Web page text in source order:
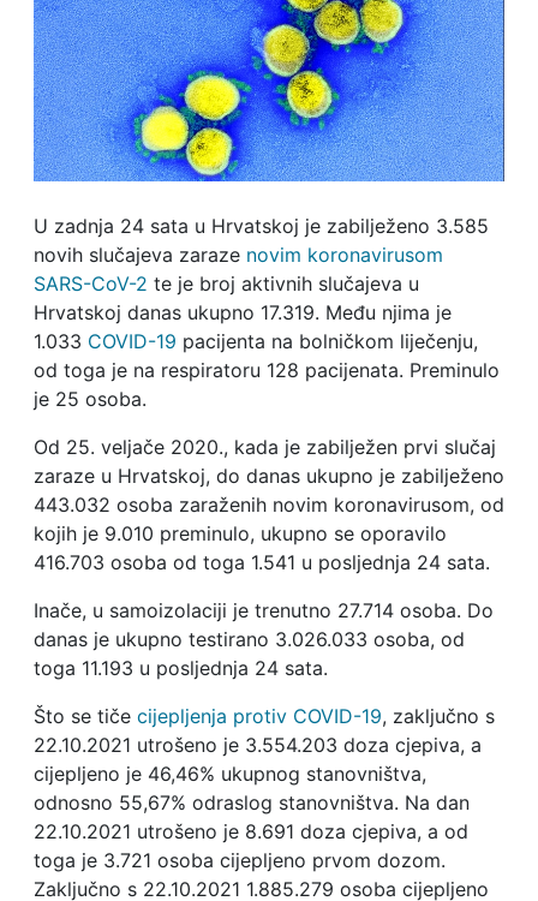
U zadnja 24 sata u Hrvatskoj je zabilježeno 3.585
novih slučajeva zaraze novim koronavirusom
SARS-CoV-2 te je broj aktivnih slučajeva u
Hrvatskoj danas ukupno 17.319. Među njima je
1.033 COVID-19 pacijenta na bolničkom liječenju,
od toga je na respiratoru 128 pacijenata. Preminulo
je 25 osoba.
Od 25. veljače 2020., kada je zabilježen prvi slučaj
zaraze u Hrvatskoj, do danas ukupno je zabilježeno
443.032 osoba zaraženih novim koronavirusom, od
kojih je 9.010 preminulo, ukupno se oporavilo
416.703 osoba od toga 1.541 u posljednja 24 sata.
Inače, u samoizolaciji je trenutno 27.714 osoba. Do
danas je ukupno testirano 3.026.033 osoba, od
toga 11.193 u posljednja 24 sata.
Što se tiče cijepljenja protiv COVID-19, zaključno s
22.10.2021 utrošeno je 3.554.203 doza cjepiva, a
cijepljeno je 46,46% ukupnog stanovništva,
odnosno 55,67% odraslog stanovništva. Na dan
22.10.2021 utrošeno je 8.691 doza cjepiva, a od
toga je 3.721 osoba cijepljeno prvom dozom.
Zaključno s 22.10.2021 1.885.279 osoba cijepljeno